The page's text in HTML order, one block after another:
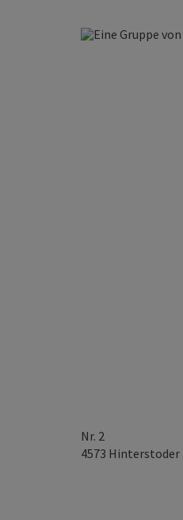
Nr. 2
4573 Hinterstoder